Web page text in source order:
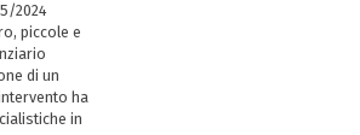
2024
piccole e
di un
ha
in